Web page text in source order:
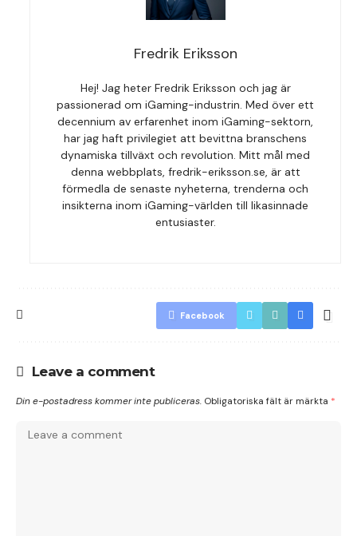
Fredrik Eriksson
Hej! Jag heter Fredrik Eriksson och jag är
passionerad om iGaming-industrin. Med över ett
decennium av erfarenhet inom iGaming-sektorn,
har jag haft privilegiet att bevittna branschens
dynamiska tillväxt och revolution. Mitt mål med
denna webbplats, fredrik-eriksson.se, är att
förmedla de senaste nyheterna, trenderna och
insikterna inom iGaming-världen till likasinnade
entusiaster.
Facebook
Leave a comment
Din e-postadress kommer inte publiceras. Obligatoriska fält är märkta *